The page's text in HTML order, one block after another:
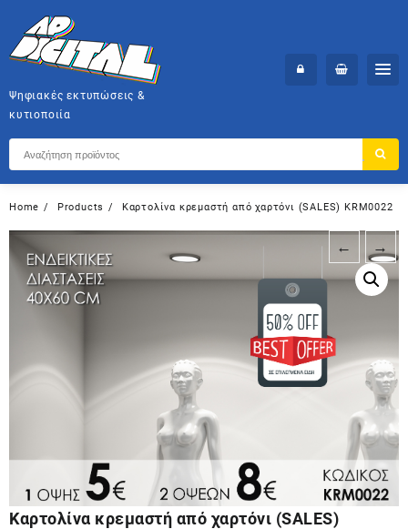
content
Ψηφιακές εκτυπώσεις &
κυτιοποιία
Home Products Καρτολίνα κρεμαστή από χαρτόνι (SALES) KRM0022
← →
Καρτολίνα κρεμαστή από χαρτόνι (SALES)